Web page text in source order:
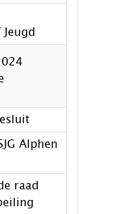
Alphen
raad